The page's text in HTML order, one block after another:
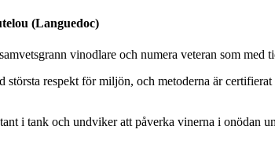
(Languedoc)
vinodlare och numera veteran som
största respekt för miljön, och metoderna är
i tank och undviker att påverka vinerna i onödan